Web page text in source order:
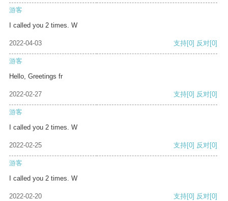
游客
I called you 2 times. W
2022-04-03 支持[0] 反对[0]
游客
Hello, Greetings fr
2022-02-27 支持[0] 反对[0]
游客
I called you 2 times. W
2022-02-25 支持[0] 反对[0]
游客
I called you 2 times. W
2022-02-20 支持[0] 反对[0]